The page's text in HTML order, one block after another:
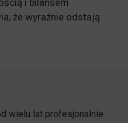
i bilansem
że wyraźnie odstają
wielu lat profesjonalnie